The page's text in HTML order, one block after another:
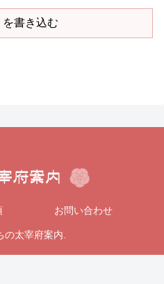
を書き込む
お問い合わせ
の太宰府案内.